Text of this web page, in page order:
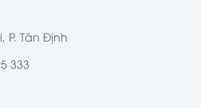
P. Tân Định
333